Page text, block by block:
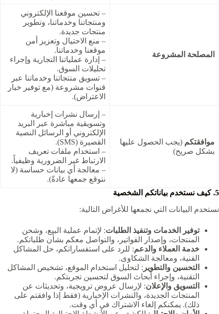
المصلحة المشروعة
– تحسين موقعنا الإلكتروني
ومنتجاتنا وخدماتنا، وتطوير
منتجات جديدة.
– منع الاحتيال وتعزيز أمن
موقعنا وخدماتنا.
– إدارة عملياتنا التجارية وإجراء
تحليلات السوق.
– تسويق منتجاتنا وخدماتنا عبر
قنوات مشروعة (مع توفير خيار
الاعتراض).
موافقتكم (يجب الحصول عليها
بشكل صريح)
– إرسال نشرات إخبارية
وتسويقية مباشرة عبر البريد
الإلكتروني أو الرسائل النصية
القصيرة (SMS).
– استخدام ملفات تعريف
الارتباط غير الضرورية وظيفياً.
– معالجة أي بيانات حساسة (لا
نتوقع جمعها عادةً).
5. كيف نستخدم بياناتكم الشخصية
نستخدم البيانات التي نجمعها للأغراض التالية:
توفير الخدمات وتنفيذ الطلبات: لإتمام عملية البيع، وشحن
المنتجات، وإصدار الفواتير، والتواصل معكم بشأن طلباتكم.
خدمة العملاء والدعم: للرد على استفساراتكم، حل المشاكل
الفنية، ومعالجة الشكاوى.
التحسين والتطوير : لتحليل استخدام الموقع، تشخيص المشاكل
التقنية، وإجراء أبحاث السوق لتحسين تجربتكم.
التسويق والإعلان: لإرسال عروض ترويجية، وتحديثات عن
المنتجات الجديدة، والنشرات الإخبارية (فقط إذا وافقتم على
ذلك). يمكنكم إلغاء الاشتراك في أي وقت.